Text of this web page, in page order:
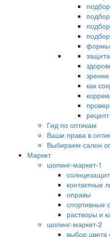
формы
как
Гид по оптикам
Ваши права в
Выбираем салон
Маркет
шопинг-маркет-1
контактные
оправы
спортивные
растворы и
шопинг-маркет-2
выбор цвета